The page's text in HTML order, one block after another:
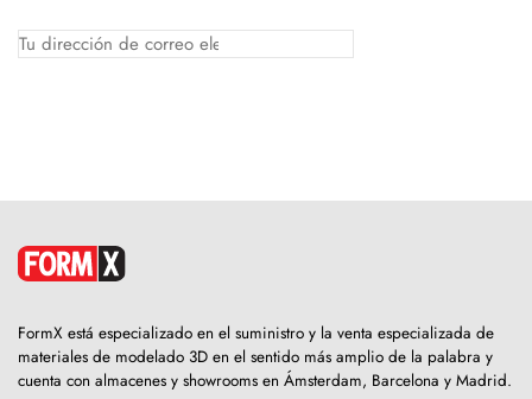
FormX está especializado en el suministro y la venta especializada de
materiales de modelado 3D en el sentido más amplio de la palabra y
cuenta con almacenes y showrooms en Ámsterdam, Barcelona y Madrid.